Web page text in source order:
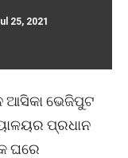
25, 2021
ଆସିକା ଭେଜିପୁଟ
ପ୍ରଧାନ
ଘରେ